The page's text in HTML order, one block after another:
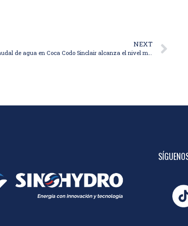
NEXT
El caudal de agua en Coca Codo Sinclair alcanza el nivel más bajo en sus registros históricos